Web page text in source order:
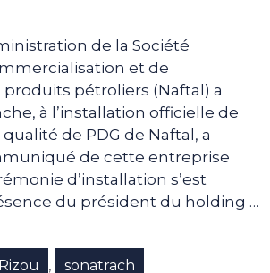
de la Société
et de
pétroliers (Naftal) a
à l’installation officielle de
de PDG de Naftal, a
de cette entreprise
d’installation s’est
du président du holding …
Rizou , sonatrach